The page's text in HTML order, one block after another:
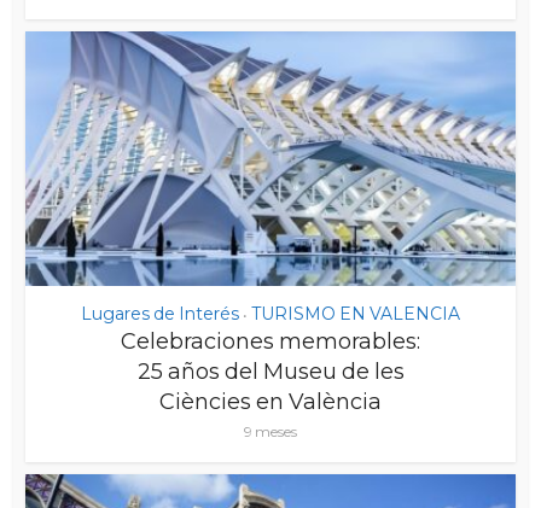
Lugares de Interés • TURISMO EN VALENCIA
Celebraciones memorables:
25 años del Museu de les
Ciències en València
9 meses